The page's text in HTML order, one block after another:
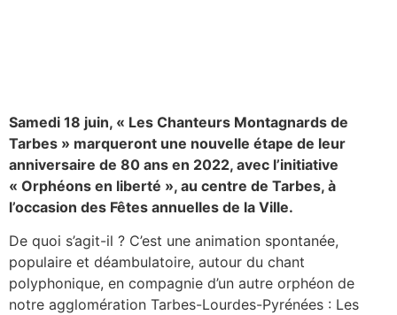
Samedi 18 juin, « Les Chanteurs Montagnards de
Tarbes » marqueront une nouvelle étape de leur
anniversaire de 80 ans en 2022, avec l’initiative
« Orphéons en liberté », au centre de Tarbes, à
l’occasion des Fêtes annuelles de la Ville.
De quoi s’agit-il ? C’est une animation spontanée,
populaire et déambulatoire, autour du chant
polyphonique, en compagnie d’un autre orphéon de
notre agglomération Tarbes-Lourdes-Pyrénées : Les